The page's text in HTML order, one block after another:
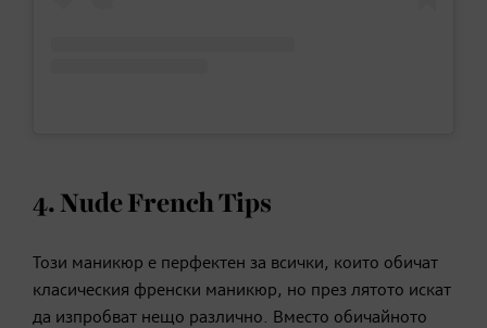
4. Nude French Tips
Този маникюр е перфектен за всички, които обичат
класическия френски маникюр, но през лятото искат
да изпробват нещо различно. Вместо обичайното